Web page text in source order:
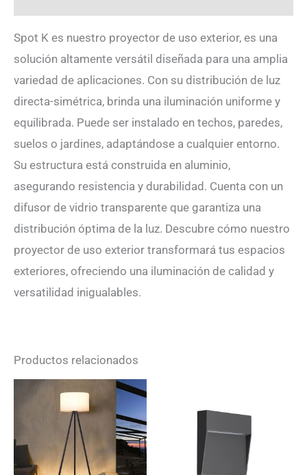
Spot K es nuestro proyector de uso exterior, es una
solución altamente versátil diseñada para una amplia
variedad de aplicaciones. Con su distribución de luz
directa-simétrica, brinda una iluminación uniforme y
equilibrada. Puede ser instalado en techos, paredes,
suelos o jardines, adaptándose a cualquier entorno.
Su estructura está construida en aluminio,
asegurando resistencia y durabilidad. Cuenta con un
difusor de vidrio transparente que garantiza una
distribución óptima de la luz. Descubre cómo nuestro
proyector de uso exterior transformará tus espacios
exteriores, ofreciendo una iluminación de calidad y
versatilidad inigualables.
Productos relacionados